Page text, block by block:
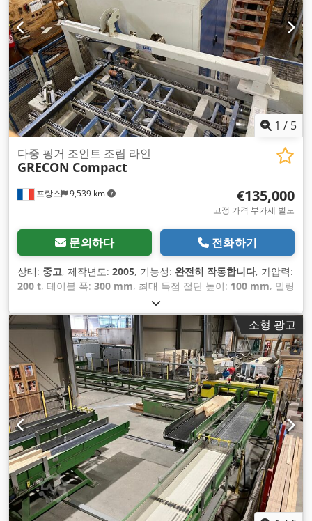
1 / 5
프랑스 9,539 km
다중 핑거 조인트 조립 라인
GRECON Compact
€135,000
고정 가격 부가세 별도
문의하다 전화하기
상태: 중고, 제작년도: 2005, 기능성: 완전히 작동합니다, 가압력:
200 t, 테이블 폭: 300 mm, 최대 득점 절단 높이: 100 mm, 밀링
소형 광고